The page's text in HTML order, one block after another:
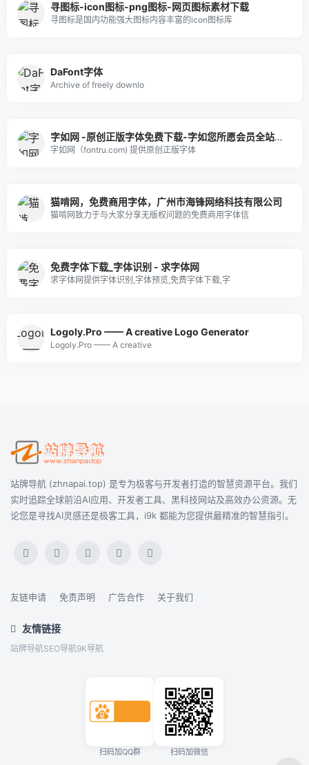
寻图标-icon图标-png图标-网页图标素材下载
寻图标是国内功能强大图标内容丰富的icon图标库
DaFont字体
Archive of freely downlo
字如网 -原创正版字体免费下载-字如您所愿会员全站可商用｜官方授权
字如网（fontru.com) 提供原创正版字体
猫啃网，免费商用字体，广州市海锋网络科技有限公司
猫啃网致力于与大家分享无版权问题的免费商用字体信
免费字体下载_字体识别 - 求字体网
求字体网提供字体识别,字体预览,免费字体下载,字
Logoly.Pro —— A creative Logo Generator
Logoly.Pro —— A creative
站牌导航 (zhnapai.top) 是专为极客与开发者打造的智慧资源平台。我们
实时追踪全球前沿AI应用、开发者工具、黑科技网站及高效办公资源。无
论您是寻找AI灵感还是极客工具，i9k 都能为您提供最精准的智慧指引。
友链申请 · 免责声明 · 广告合作 · 关于我们
友情链接
站牌导航SEO导航9K导航
扫码加QQ群 扫码加微信